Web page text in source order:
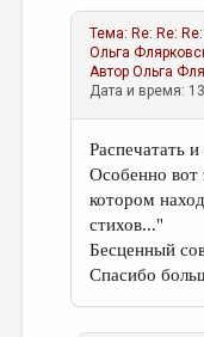
Тема: Re: Re:
Ольга
АвторОльга
Дата и время:
Распечатать
Особенно вот
котором
стихов..."
Бесценный
Спасибо